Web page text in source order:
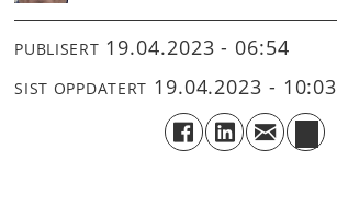
PUBLISERT 19.04.2023 - 06:54
SIST OPPDATERT 19.04.2023 - 10:03